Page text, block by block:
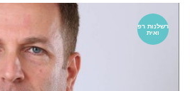
רשלנות רפ
ואית